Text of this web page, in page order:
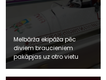
Melbārža ekipāža pēc
diviem braucieniem
pakāpjas uz otro vietu